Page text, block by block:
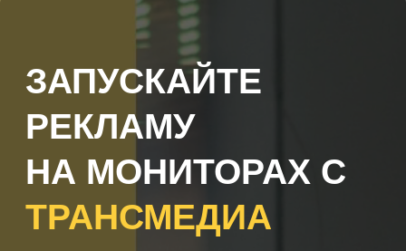
бесплатную консультациюпо рекламе
на мониторах в транспорте Подмосковья
+7